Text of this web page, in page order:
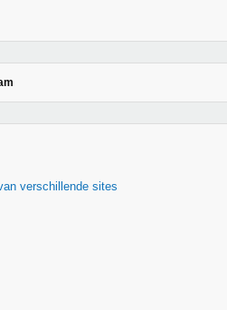
verschillende sites